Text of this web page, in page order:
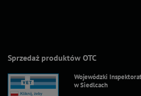
Sprzedaż produktów OTC
Wojewódzki
w Siedlcach